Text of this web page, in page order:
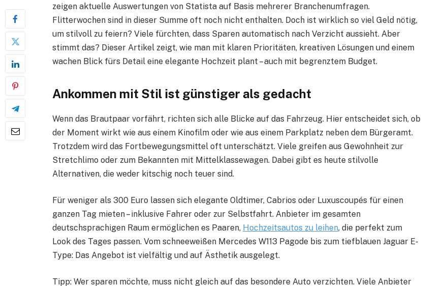
zeigen aktuelle Auswertungen von Statista auf Basis mehrerer Branchenumfragen.
Flitterwochen sind in dieser Summe oft noch nicht enthalten. Doch ist wirklich so viel Geld nötig,
um stilvoll zu feiern? Viele fürchten, dass Sparen automatisch nach Verzicht aussieht. Aber
stimmt das? Dieser Artikel zeigt, wie man mit klaren Prioritäten, kreativen Lösungen und einem
wachen Blick fürs Detail eine elegante Hochzeit plant – auch mit begrenztem Budget.
Ankommen mit Stil ist günstiger als gedacht
Wenn das Brautpaar vorfährt, richten sich alle Blicke auf das Fahrzeug. Hier entscheidet sich, ob
der Moment wirkt wie aus einem Kinofilm oder wie aus einem Parkplatz neben dem Bürgeramt.
Trotzdem wird das Fortbewegungsmittel oft unterschätzt. Viele greifen aus Gewohnheit zur
Stretchlimo oder zum Bekannten mit Mittelklassewagen. Dabei gibt es heute stilvolle
Alternativen, die weder kitschig noch teuer sind.
Für weniger als 300 Euro lassen sich elegante Oldtimer, Cabrios oder Luxuscoupés für einen
ganzen Tag mieten – inklusive Fahrer oder zur Selbstfahrt. Anbieter im gesamten
deutschsprachigen Raum ermöglichen es Paaren, Hochzeitsautos zu leihen, die perfekt zum
Look des Tages passen. Vom schneeweißen Mercedes W113 Pagode bis zum tiefblauen Jaguar E-
Type: Das Angebot ist vielfältig und auf Ästhetik ausgelegt.
Tipp: Wer sparen möchte, muss nicht gleich auf das besondere Auto verzichten. Viele Anbieter